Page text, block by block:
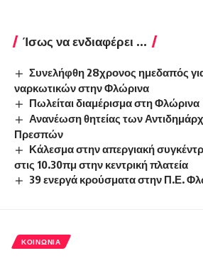
Ίσως να ενδιαφέρει ...
Συνελήφθη 28χρονος ημεδαπός
ναρκωτικών στην Φλώρινα
Πωλείται διαμέρισμα στη Φλώρινα
Ανανέωση θητείας των
Πρεσπών
Κάλεσμα στην απεργιακή
στις 10.30πμ στην κεντρική πλατεία
39 ενεργά κρούσματα στην Π.Ε.
ΚΟΙΝΩΝΊΑ